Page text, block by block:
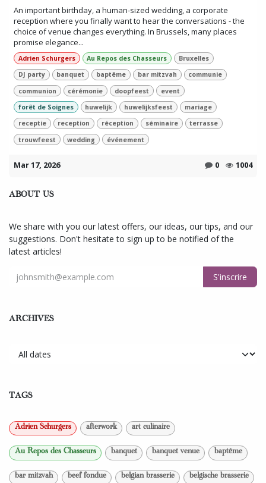
An important birthday, a human-sized wedding, a corporate
reception where you finally want to hear the conversations - the
choice of venue changes everything. In Brussels, many places
promise elegance...
Adrien Schurgers Au Repos des Chasseurs
Bruxelles
DJ party
banquet baptême bar mitzvah
communie
communion
cérémonie doopfeest
event
forêt de Soignes
huwelijk huwelijksfeest
mariage
receptie
reception réception séminaire
terrasse
trouwfeest
wedding événement
Mar 17, 2026 0 1004
ABOUT US
We share with you our latest offers, our ideas, our tips, and our
suggestions. Don't hesitate to sign up to be notified of the
latest articles!
S'inscrire
ARCHIVES
TAGS
Adrien Schurgers afterwork art culinaire
Au Repos des Chasseurs banquet banquet venue baptême
bar mitzvah beef fondue belgian brasserie belgische brasserie